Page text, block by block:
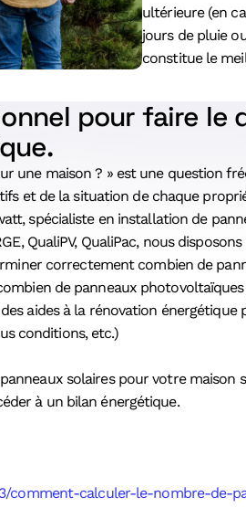
ultérieure (en
jours de pluie
constitue le
pour faire
une maison ? » est une question
et de la situation de chaque
spécialiste en installation de
QualiPV, QualiPac, nous
correctement combien de
de panneaux
aides à la rénovation
conditions, etc.)
solaires pour votre maison
à un bilan énergétique.
comment-calculer-le-nombre-de-